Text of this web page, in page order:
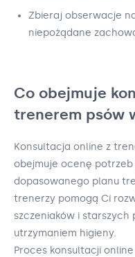
Zbieraj obserwacje
niepożądane
Co obejmuje
trenerem psów
Konsultacja online z
obejmuje ocenę
dopasowanego planu
trenerzy pomogą Ci
szczeniaków i
utrzymaniem higieny.
Proces konsultacji